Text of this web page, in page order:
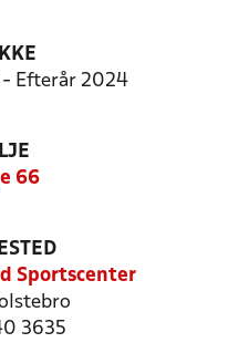
- Efterår 2024
66
Sportscenter
3635